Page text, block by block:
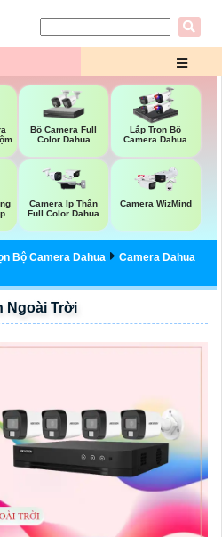
Bộ Camera Full
Color Dahua
Lắp Trọn Bộ
Camera Dahua
Camera Ip Thân
Full Color Dahua
Camera WizMind
Bộ Camera Dahua
Camera Dahua
Ngoài Trời